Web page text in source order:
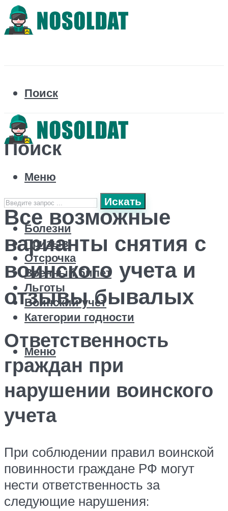
Поиск
Поиск
Искать
Болезни
Призыв
Отсрочка
Военный билет
Льготы
Воинский учет
Категории годности
Меню
Меню
Все возможные
варианты снятия с
воинского учета и
отзывы бывалых
Ответственность
граждан при
нарушении воинского
учета
При соблюдении правил воинской
повинности граждане РФ могут
нести ответственность за
следующие нарушения: